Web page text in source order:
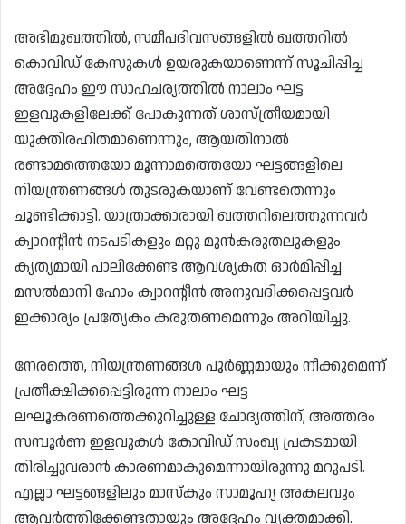
അഭിമുഖത്തിൽ, സമീപദിവസങ്ങളിൽ ഖത്തറിൽ
കൊവിഡ് കേസുകൾ ഉയരുകയാണെന്ന് സൂചിപ്പിച്ച
അദ്ദേഹം ഈ സാഹചര്യത്തിൽ നാലാം ഘട്ട
ഇളവുകളിലേക്ക് പോകുന്നത് ശാസ്ത്രീയമായി
യുക്തിരഹിതമാണെന്നും, ആയതിനാൽ
രണ്ടാമത്തെയോ മൂന്നാമത്തെയോ ഘട്ടങ്ങളിലെ
നിയന്ത്രണങ്ങൾ തുടരുകയാണ് വേണ്ടതെന്നും
ചൂണ്ടിക്കാട്ടി. യാത്രാക്കാരായി ഖത്തറിലെത്തുന്നവർ
ക്വാറന്റീൻ നടപടികളും മറ്റു മുൻകരുതലുകളും
കൃത്യമായി പാലിക്കേണ്ട ആവശ്യകത ഓർമിപ്പിച്ച
മസൽമാനി ഹോം ക്വാറന്റീൻ അനുവദിക്കപ്പെട്ടവർ
ഇക്കാര്യം പ്രത്യേകം കരുതണമെന്നും അറിയിച്ചു.
നേരത്തെ, നിയന്ത്രണങ്ങൾ പൂർണ്ണമായും നീക്കുമെന്ന്
പ്രതീക്ഷിക്കപ്പെട്ടിരുന്ന നാലാം ഘട്ട
ലഘൂകരണത്തെക്കുറിച്ചുള്ള ചോദ്യത്തിന്, അത്തരം
സമ്പൂർണ ഇളവുകൾ കോവിഡ് സംഖ്യ പ്രകടമായി
തിരിച്ചുവരാൻ കാരണമാകുമെന്നായിരുന്നു മറുപടി.
എല്ലാ ഘട്ടങ്ങളിലും മാസ്കും സാമൂഹ്യ അകലവും
ആവർത്തിക്കേണ്ടതായും അദ്ദേഹം വ്യക്തമാക്കി.